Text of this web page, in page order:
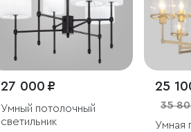
27 000 ₽
Умный потолочный
светильник
25
35
Умная